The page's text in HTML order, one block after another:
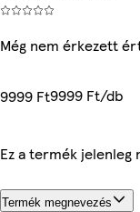
Még nem érkezett
9999 Ft9999 Ft/db
Ez a termék jelenleg
Termék megnevezés